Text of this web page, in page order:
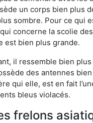
un corps bien plus
sombre. Pour ce qui
concerne la scolie
est bien plus grande.
il ressemble bien
des antennes
qui elle, est en fait
bleus violacés.
frelons